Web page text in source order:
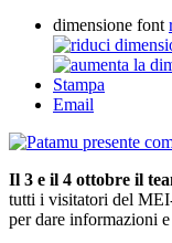
dimensione font
Stampa
Email
Il 3 e il 4 ottobre il
tutti i visitatori del
per dare informazioni